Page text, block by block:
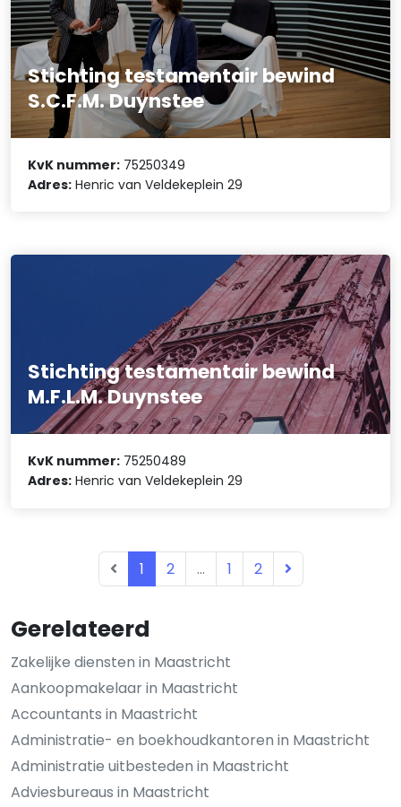
Gerelateerd
Zakelijke diensten in Maastricht
Aankoopmakelaar in Maastricht
Accountants in Maastricht
Administratie- en boekhoudkantoren in Maastricht
Administratie uitbesteden in Maastricht
Adviesbureaus in Maastricht
Stichting testamentair bewind
S.C.F.M. Duynstee
KvK nummer: 75250349
Adres: Henric van Veldekeplein 29
Stichting testamentair bewind
M.F.L.M. Duynstee
KvK nummer: 75250489
Adres: Henric van Veldekeplein 29
1 2 ... 1 2